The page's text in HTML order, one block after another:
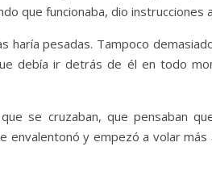
que funcionaba, dio instrucciones
pesadas. Tampoco
debía ir detrás de él en todo
se cruzaban, que pensaban
y empezó a volar